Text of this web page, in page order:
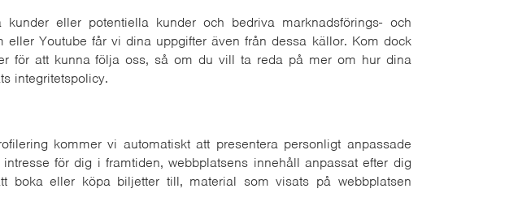
eller potentiella kunder och bedriva marknadsförings- och
Youtube får vi dina uppgifter även från dessa källor. Kom dock
för att kunna följa oss, så om du vill ta reda på mer om hur dina
integritetspolicy.
kommer vi automatiskt att presentera personligt anpassade
för dig i framtiden, webbplatsens innehåll anpassat efter dig
boka eller köpa biljetter till, material som visats på webbplatsen